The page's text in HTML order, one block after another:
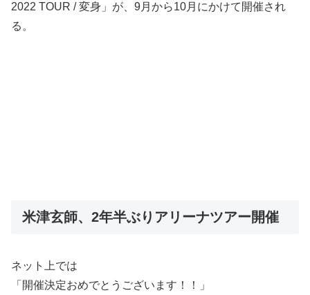
2022 TOUR / 変身」が、9月から10月にかけて開催され
る。
米津玄師、2年半ぶりアリーナツアー開催
ネット上では
「開催決定おめでとうございます！！」